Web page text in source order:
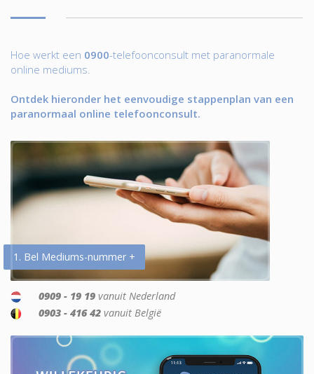
Hoe werkt een 0900-telefoonconsult met paranormale
online mediums.
Ontdek hieronder het eenvoudige stappenplan van een
paranormaal online telefoonconsult.
1. Bel Mediums-nummer +
0909 - 19 19 vanuit Nederland
0903 - 416 42 vanuit België